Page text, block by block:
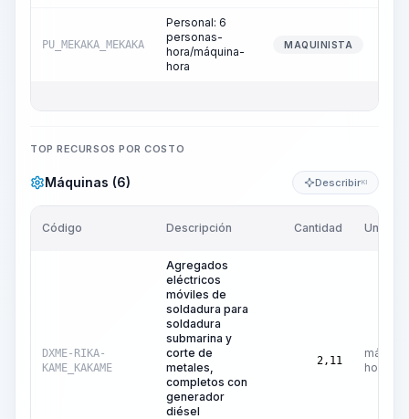
PU_MEKAKA_MEKAKA
Personal: 6
personas-
hora/máquina-
hora
MAQUINISTA
TOP RECURSOS POR COSTO
Máquinas (6) DescribirKI
Código Descripción Cantidad Unidad
DXME-RIKA-
KAME_KAKAME
Agregados
eléctricos
móviles de
soldadura para
soldadura
submarina y
corte de
metales,
completos con
generador
diésel
2,11
hora